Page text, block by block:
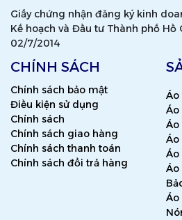
Giấy chứng nhận đăng ký kinh
Kế hoạch và Đầu tư Thành phố Hồ
02/7/2014
CHÍNH SÁCH
Chính sách bảo mật
Điều kiện sử dụng
Chính sách
Chính sách giao hàng
Chính sách thanh toán
Chính sách đổi trả hàng
Áo
Áo
Áo
Áo
Áo
Áo
Áo